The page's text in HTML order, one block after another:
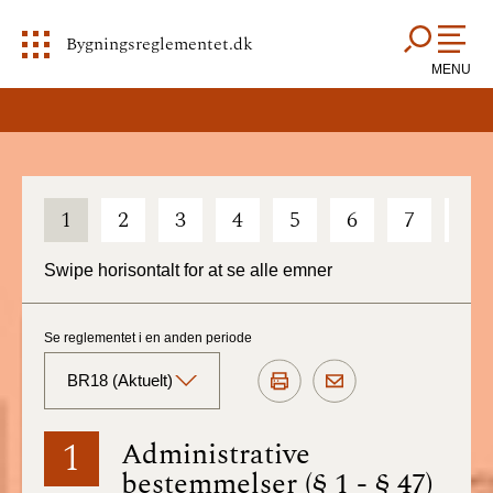
Bygningsreglementet.dk
MENU
1 2 3 4 5 6 7
Swipe horisontalt for at se alle emner
1 Administrative
bestemmelser (§ 1 - § 47)
Se reglementet i en anden periode
BR18 (Aktuelt)
BR18 (Aktuelt)